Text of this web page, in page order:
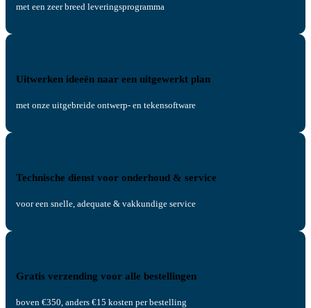
met een zeer breed leveringsprogramma
Uitwerken ideeën naar een uitgewerkt plan
met onze uitgebreide ontwerp- en tekensoftware
Technische dienst voor onderhoud & service
voor een snelle, adequate & vakkundige service
Gratis verzending voor alle bestellingen
boven €350, anders €15 kosten per bestelling